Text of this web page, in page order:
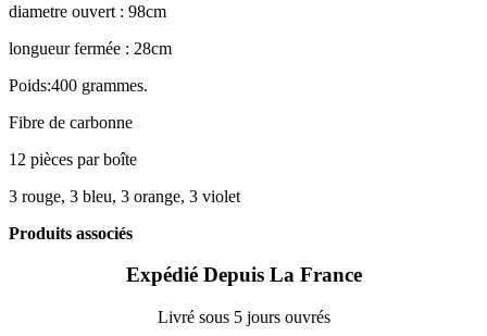
diametre ouvert : 98cm
longueur fermée : 28cm
Poids:400 grammes.
Fibre de carbonne
12 pièces par boîte
3 rouge, 3 bleu, 3 orange, 3 violet
Produits associés
Expédié Depuis La France
Livré sous 5 jours ouvrés